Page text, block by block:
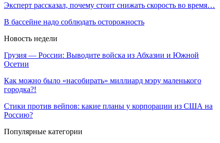
Эксперт рассказал, почему стоит снижать скорость во время…
В бассейне надо соблюдать осторожность
Новость недели
Грузия — России: Выводите войска из Абхазии и Южной
Осетии
Как можно было «насобирать» миллиард мэру маленького
городка?!
Стики против вейпов: какие планы у корпорации из США на
Россию?
Популярные категории